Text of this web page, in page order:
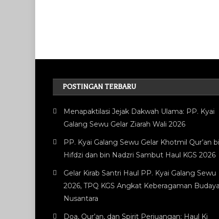
POSTINGAN TERBARU
Menapaktilasi Jejak Dakwah Ulama: PP. Kyai
Galang Sewu Gelar Ziarah Wali 2026
PP. Kyai Galang Sewu Gelar Khotmil Qur’an
Hifdzi dan bin Nadzri Sambut Haul KGS 2026
Gelar Kirab Santri Haul PP. Kyai Galang Sewu
2026, TPQ KGS Angkat Keberagaman Budaya
Nusantara
Doa, Qur’an, dan Spirit Perjuangan: Haul Ki